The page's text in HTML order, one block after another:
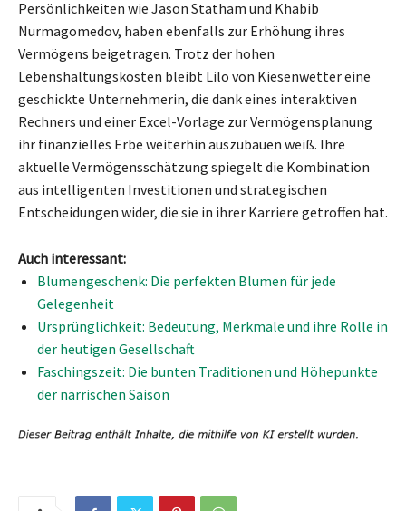
Persönlichkeiten wie Jason Statham und Khabib
Nurmagomedov, haben ebenfalls zur Erhöhung ihres
Vermögens beigetragen. Trotz der hohen
Lebenshaltungskosten bleibt Lilo von Kiesenwetter eine
geschickte Unternehmerin, die dank eines interaktiven
Rechners und einer Excel-Vorlage zur Vermögensplanung
ihr finanzielles Erbe weiterhin auszubauen weiß. Ihre
aktuelle Vermögensschätzung spiegelt die Kombination
aus intelligenten Investitionen und strategischen
Entscheidungen wider, die sie in ihrer Karriere getroffen hat.
Auch interessant:
Blumengeschenk: Die perfekten Blumen für jede
Gelegenheit
Ursprünglichkeit: Bedeutung, Merkmale und ihre Rolle in
der heutigen Gesellschaft
Faschingszeit: Die bunten Traditionen und Höhepunkte
der närrischen Saison